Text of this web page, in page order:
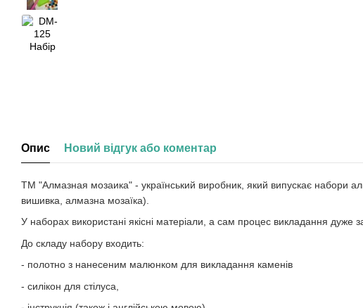
Опис Новий відгук або коментар
ТМ "Алмазная мозаика" - український виробник, який випускає набори
вишивка, алмазна мозаїка).
У наборах використані якісні матеріали, а сам процес викладання дуже
До складу набору входить:
- полотно з нанесеним малюнком для викладання каменів
- силікон для стілуса,